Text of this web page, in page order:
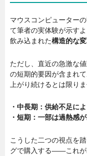
マウスコンピューター
て筆者の実体験が示す
飲み込まれた構造的な
ただし、直近の急激な
の短期的要因が含まれ
上がり続けるとは限りま
・中長期：供給不足に
・短期：一部は過熱感
こうした二つの視点を
グで購入する――これが